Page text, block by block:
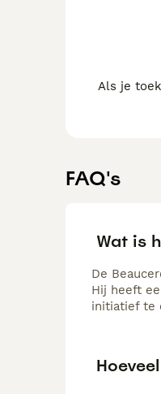
Als je
FAQ's
Wat is
De
Hij heeft
initiatief te